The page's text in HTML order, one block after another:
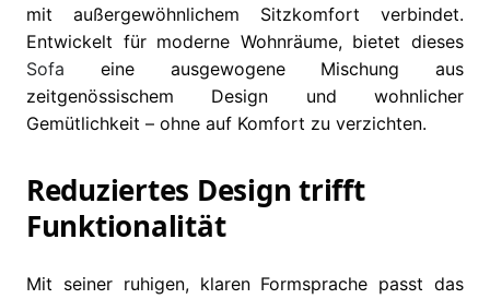
mit außergewöhnlichem Sitzkomfort verbindet.
Entwickelt für moderne Wohnräume, bietet dieses
Sofa eine ausgewogene Mischung aus
zeitgenössischem Design und wohnlicher
Gemütlichkeit – ohne auf Komfort zu verzichten.
Reduziertes Design trifft
Funktionalität
Mit seiner ruhigen, klaren Formsprache passt das